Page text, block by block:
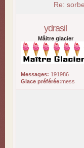
Re:
ydrasil
Mâitre glacier
Messages: 191986
Glace préférée:mess